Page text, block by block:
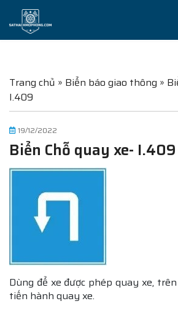
Trang chủ » Biển báo giao thông »
I.409
19/12/2022
Biển Chỗ quay xe- I.409
Dùng để xe được phép quay xe,
tiến hành quay xe.